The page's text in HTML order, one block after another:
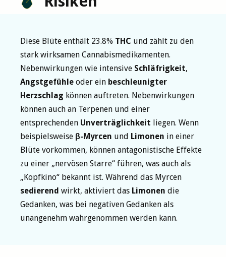
Diese Blüte enthält 23.8% THC und zählt zu den
stark wirksamen Cannabismedikamenten.
Nebenwirkungen wie intensive Schläfrigkeit,
Angstgefühle oder ein beschleunigter
Herzschlag können auftreten. Nebenwirkungen
können auch an Terpenen und einer
entsprechenden Unverträglichkeit liegen. Wenn
beispielsweise β-Myrcen und Limonen in einer
Blüte vorkommen, können antagonistische Effekte
zu einer „nervösen Starre“ führen, was auch als
„Kopfkino“ bekannt ist. Während das Myrcen
sedierend wirkt, aktiviert das Limonen die
Gedanken, was bei negativen Gedanken als
unangenehm wahrgenommen werden kann.